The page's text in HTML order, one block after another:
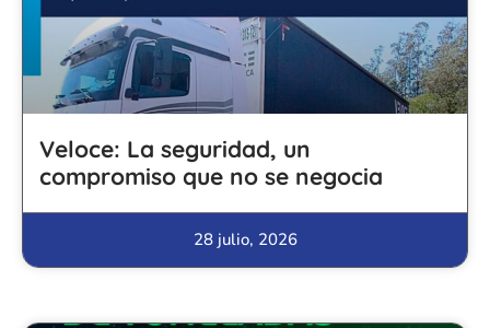
Veloce: La seguridad, un
compromiso que no se negocia
28 julio, 2026